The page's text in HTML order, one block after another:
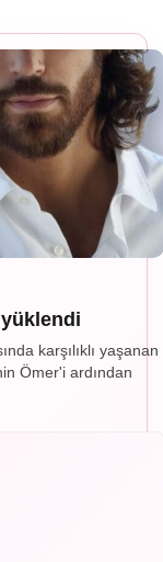
yüklendi
karşılıklı yaşanan
Ömer'i ardından